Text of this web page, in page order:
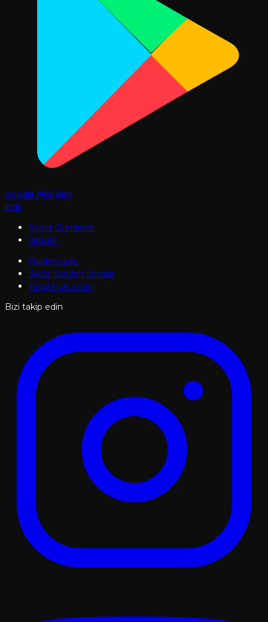
Google Play'den
İndir
Sanat Gündemi
İletişim
Hakkımızda
Sıkça Sorulan Sorular
Yasal Hükümler
Bizi takip edin